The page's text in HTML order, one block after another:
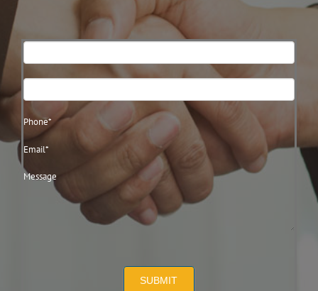
Contact
Us
SUBMIT